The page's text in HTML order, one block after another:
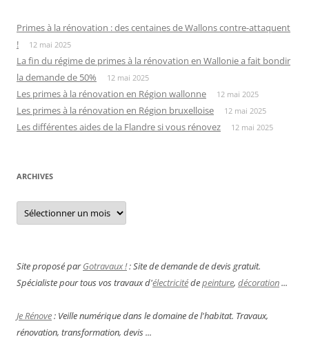
Primes à la rénovation : des centaines de Wallons contre-attaquent
!
12 mai 2025
La fin du régime de primes à la rénovation en Wallonie a fait bondir
la demande de 50%
12 mai 2025
Les primes à la rénovation en Région wallonne 12 mai 2025
Les primes à la rénovation en Région bruxelloise 12 mai 2025
Les différentes aides de la Flandre si vous rénovez 12 mai 2025
ARCHIVES
Archives
Site proposé parGotravaux !: Site de demande de devis gratuit.
Spécialiste pour tous vos travaux d'électricitédepeinture, décoration...
Je Rénove: Veille numérique dans le domaine de l'habitat. Travaux,
rénovation, transformation, devis ...